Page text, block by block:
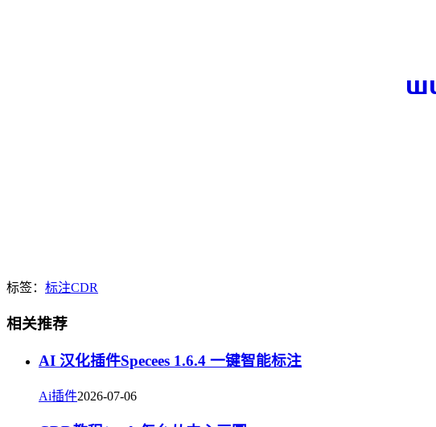
标签： 标注CDR
相关推荐
AI 汉化插件Specees 1.6.4 一键智能标注
Ai插件2026-07-06